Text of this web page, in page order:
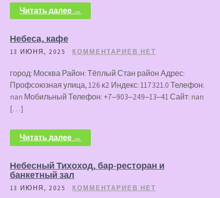
Читать далее →
Небеса, кафе
13 ИЮНЯ, 2025 КОММЕНТАРИЕВ НЕТ
город: Москва Район: Тёплый Стан район Адрес:
Профсоюзная улица, 126 к2 Индекс: 117321.0 Телефон:
nan Мобильный Телефон: +7‒903‒249‒13‒41 Сайт: nan
[…]
Читать далее →
Небесный Тихоход, бар-ресторан и
банкетный зал
13 ИЮНЯ, 2025 КОММЕНТАРИЕВ НЕТ